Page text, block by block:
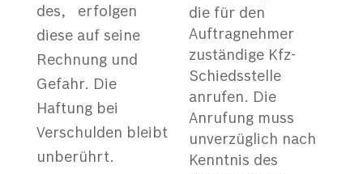
des, erfolgen
diese auf seine
Rechnung und
Gefahr. Die
Haftung bei
Verschulden bleibt
unberührt.
die für den
Auftragnehmer
zuständige Kfz-
Schiedsstelle
anrufen. Die
Anrufung muss
unverzüglich nach
Kenntnis des